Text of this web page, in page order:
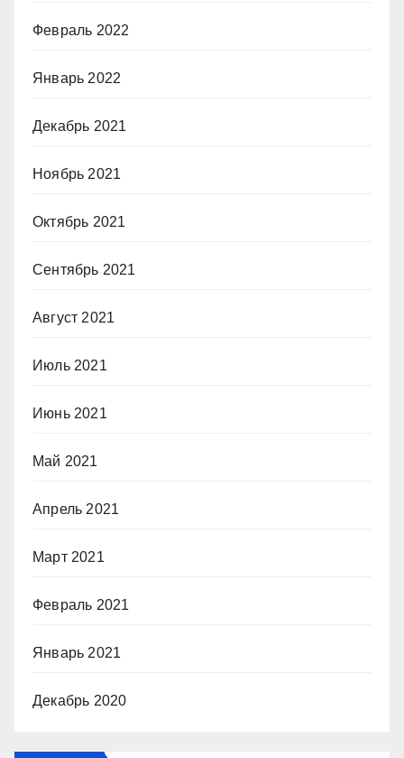
Февраль 2022
Январь 2022
Декабрь 2021
Ноябрь 2021
Октябрь 2021
Сентябрь 2021
Август 2021
Июль 2021
Июнь 2021
Май 2021
Апрель 2021
Март 2021
Февраль 2021
Январь 2021
Декабрь 2020